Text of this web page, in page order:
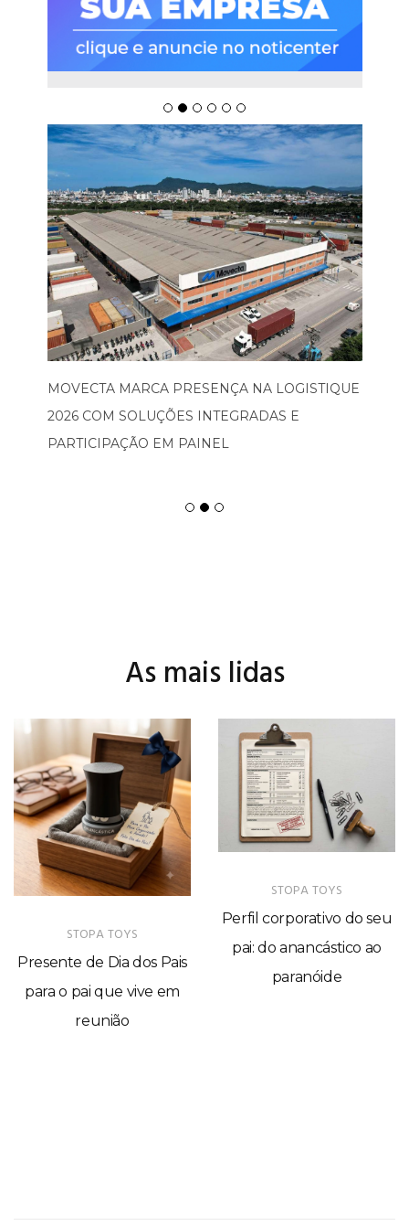
MOVECTA MARCA PRESENÇA NA LOGISTIQUE
2026 COM SOLUÇÕES INTEGRADAS E
PARTICIPAÇÃO EM PAINEL
As mais lidas
STOPA TOYS
Presente de Dia dos Pais
para o pai que vive em
reunião
STOPA TOYS
Perfil corporativo do seu
pai: do anancástico ao
paranóide